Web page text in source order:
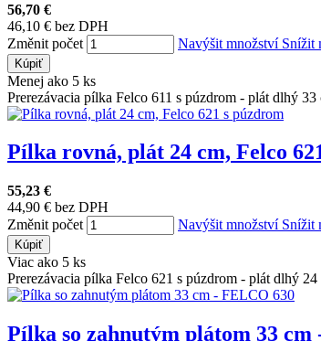
56,70 €
46,10 € bez DPH
Změnit počet
Navýšit množství Snížit
Kúpiť
Menej ako 5 ks
Prerezávacia pílka Felco 611 s púzdrom - plát dlhý
Pílka rovná, plát 24 cm, Felco
55,23 €
44,90 € bez DPH
Změnit počet
Navýšit množství Snížit
Kúpiť
Viac ako 5 ks
Prerezávacia pílka Felco 621 s púzdrom - plát dlhý
Pílka so zahnutým plátom 33 cm